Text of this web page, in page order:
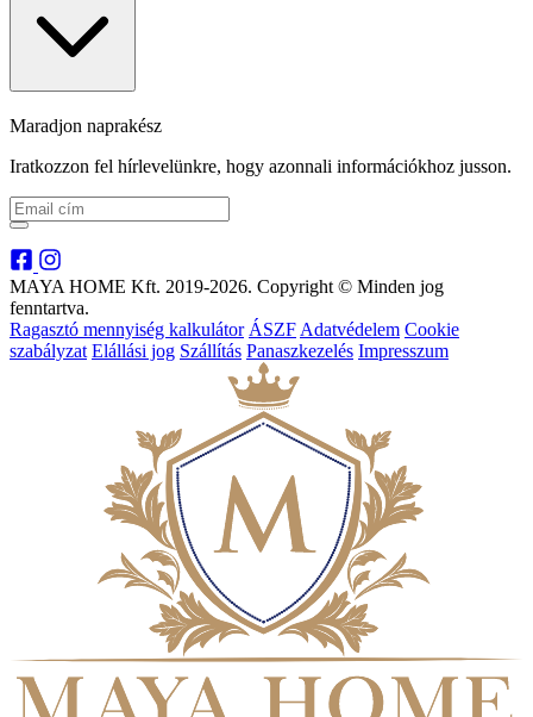
Maradjon naprakész
Iratkozzon fel hírlevelünkre, hogy azonnali információkhoz jusson.
MAYA HOME Kft. 2019-2026. Copyright © Minden jog
fenntartva.
Ragasztó mennyiség kalkulátor ÁSZF Adatvédelem Cookie
szabályzat Elállási jog Szállítás Panaszkezelés Impresszum